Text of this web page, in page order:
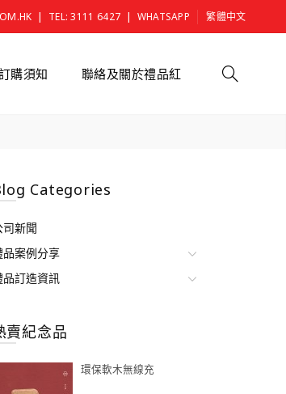
| TEL: 3111 6427 | WHATSAPP 繁體中文
購須知 聯絡及關於禮品紅
Categories
司新聞
品案例分享
品訂造資訊
賣紀念品
環保軟木無線充